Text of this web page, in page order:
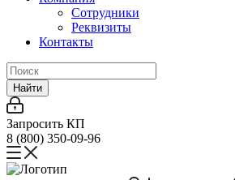
Сотрудники
Реквизиты
Контакты
Найти
Запросить КП
8 (800) 350-09-96